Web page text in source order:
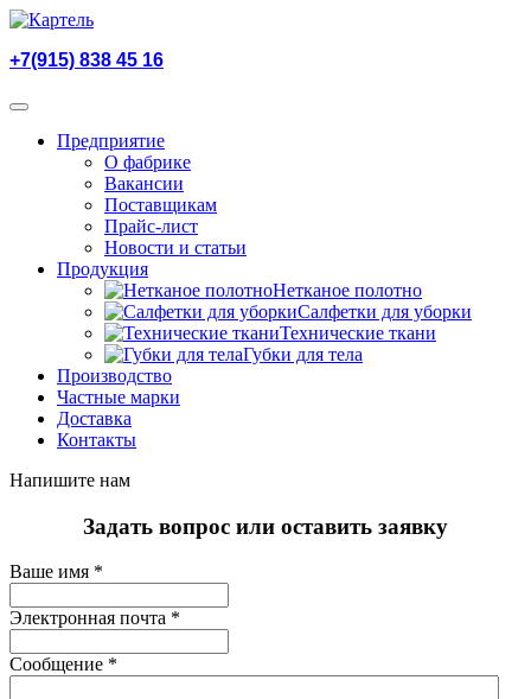
+7(915) 838 45 16
Предприятие
О фабрике
Вакансии
Поставщикам
Прайс-лист
Новости и статьи
Продукция
Нетканое полотно
Салфетки для уборки
Технические ткани
Губки для тела
Производство
Частные марки
Доставка
Контакты
Напишите нам
Задать вопрос или оставить заявку
Ваше имя *
Электронная почта *
Сообщение *